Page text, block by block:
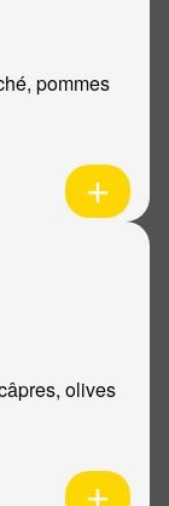
pommes
olives